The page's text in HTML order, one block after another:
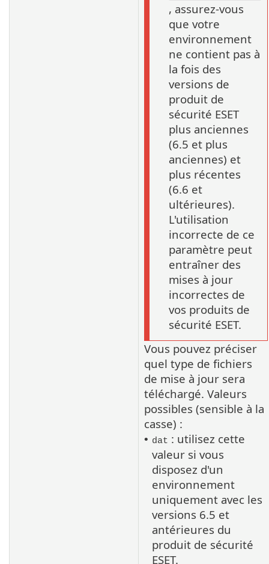
, assurez-vous
que votre
environnement
ne contient pas à
la fois des
versions de
produit de
sécurité ESET
plus anciennes
(6.5 et plus
anciennes) et
plus récentes
(6.6 et
ultérieures).
L'utilisation
incorrecte de ce
paramètre peut
entraîner des
mises à jour
incorrectes de
vos produits de
sécurité ESET.
Vous pouvez préciser
quel type de fichiers
de mise à jour sera
téléchargé. Valeurs
possibles (sensible à la
casse) :
• dat : utilisez cette
valeur si vous
disposez d'un
environnement
uniquement avec les
versions 6.5 et
antérieures du
produit de sécurité
ESET.